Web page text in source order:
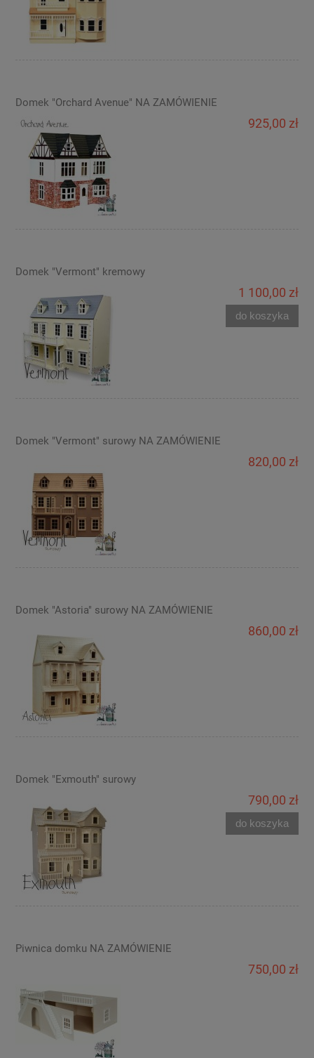
Domek "Orchard Avenue" NA ZAMÓWIENIE
925,00 zł
Domek "Vermont" kremowy
1 100,00 zł
do koszyka
Domek "Vermont" surowy NA ZAMÓWIENIE
820,00 zł
Domek "Astoria" surowy NA ZAMÓWIENIE
860,00 zł
Domek "Exmouth" surowy
790,00 zł
do koszyka
Piwnica domku NA ZAMÓWIENIE
750,00 zł